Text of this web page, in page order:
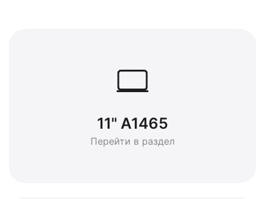
11" A1465
Перейти в раздел